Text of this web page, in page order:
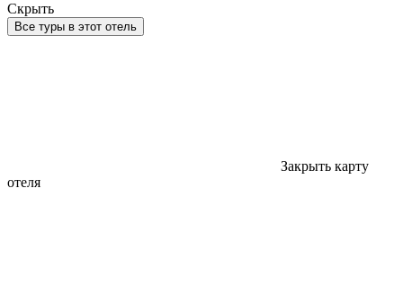
Скрыть
Все туры в этот отель
Закрыть карту
отеля